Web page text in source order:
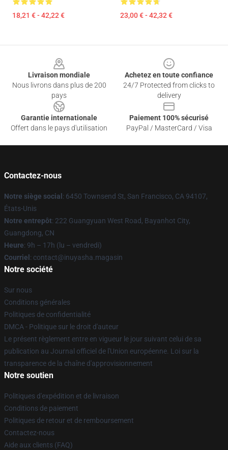
18,21 € - 42,22 € 23,00 € - 42,32 €
Livraison mondiale
Nous livrons dans plus de 200
pays
Achetez en toute confiance
24/7 Protected from clicks to
delivery
Garantie internationale
Offert dans le pays d'utilisation
Paiement 100% sécurisé
PayPal / MasterCard / Visa
Contactez-nous
Notre siège social : 6450 Townsend St, San Francisco, CA 94107,
États-Unis
Notre entrepôt: 222 Guangyuan West Road, Bayanhot City,
Guangdong, CN
Heure: 9h – 17h (lu – vendredi)
Courriel : contact@inuyasha.magasin
Notre société
Sur nous
Conditions générales
Politiques de confidentialité
DMCA - Politique sur le droit d'auteur
Le présent règlement entre en vigueur le jour suivant celui de sa
publication au Journal officiel de l'Union européenne. Loi sur la
transparence de la chaîne d'approvisionnement
Notre soutien
Politiques d'expédition et de livraison
Conditions de paiement
Politiques de retour et de remboursement
Contactez-nous
Aide aux clients (FAQ)